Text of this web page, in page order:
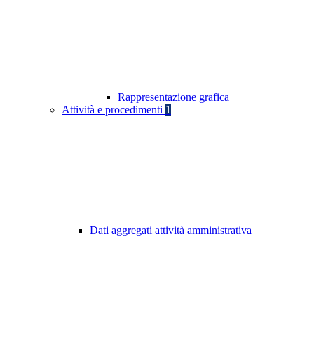
Rappresentazione grafica
Attività e procedimenti 1
Dati aggregati attività amministrativa